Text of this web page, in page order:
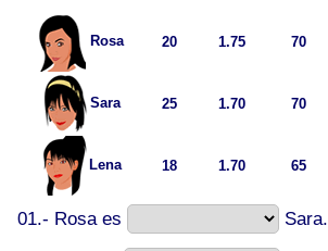
Rosa 20 1.75 70
Sara 25 1.70 70
Lena 18 1.70 65
01.- Rosa es Sara.